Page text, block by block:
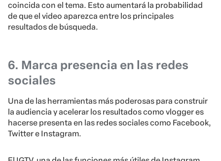
coincida con el tema. Esto aumentará la probabilidad
de que el video aparezca entre los principales
resultados de búsqueda.
6. Marca presencia en las redes
sociales
Una de las herramientas más poderosas para construir
la audiencia y acelerar los resultados como vlogger es
hacerse presenta en las redes sociales como Facebook,
Twitter e Instagram.